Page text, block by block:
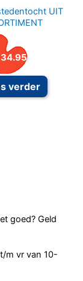
goed? Geld
m vr van 10-
UIT
34.95
verder